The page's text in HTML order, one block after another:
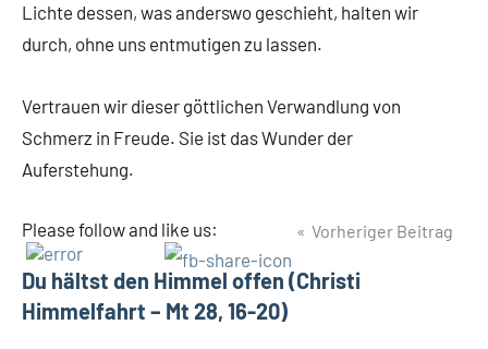
Lichte dessen, was anderswo geschieht, halten wir
durch, ohne uns entmutigen zu lassen.
Vertrauen wir dieser göttlichen Verwandlung von
Schmerz in Freude. Sie ist das Wunder der
Auferstehung.
Please follow and like us:
Beitragsnavigation Vorheriger Beitrag
Du hältst den Himmel offen (Christi
Himmelfahrt – Mt 28, 16-20)